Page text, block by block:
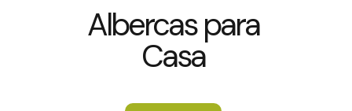
Albercas para
Casa